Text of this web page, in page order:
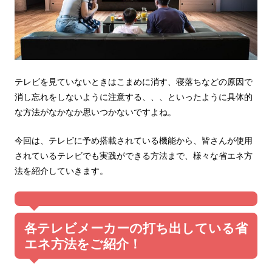
テレビを見ていないときはこまめに消す、寝落ちなどの原因で
消し忘れをしないように注意する、、、といったように具体的
な方法がなかなか思いつかないですよね。
今回は、テレビに予め搭載されている機能から、皆さんが使用
されているテレビでも実践ができる方法まで、様々な省エネ方
法を紹介していきます。
各テレビメーカーの打ち出している省
エネ方法をご紹介！